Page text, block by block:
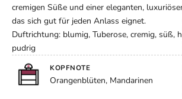
cremigen Süße und einer eleganten,
das sich gut für jeden Anlass eignet.
Duftrichtung: blumig, Tuberose, cremig, süß,
pudrig
KOPFNOTE
Orangenblüten, Mandarinen